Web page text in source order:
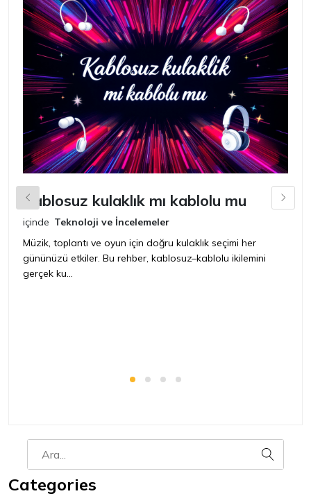
Kablosuz kulaklık mı kablolu mu
içinde Teknoloji ve İncelemeler
Müzik, toplantı ve oyun için doğru kulaklık seçimi her
gününüzü etkiler. Bu rehber, kablosuz–kablolu ikilemini
gerçek ku...
Categories